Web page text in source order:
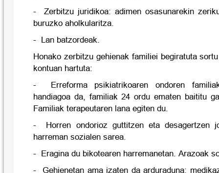
-Zerbitzu juridikoa: adimen osasunarekin
buruzko aholkularitza.
- Lan batzordeak.
Honako zerbitzu gehienak familiei begiratuta
kontuan hartuta:
- Erreforma psikiatrikoaren ondoren
handiagoa da, familiak 24 ordu ematen baititu
Familiak terapeutaren lana egiten du.
- Horren ondorioz guttitzen eta desagertzen
harreman sozialen sarea.
- Eragina du bikotearen harremanetan. Arazoak
- Gehienetan ama izaten da arduraduna: